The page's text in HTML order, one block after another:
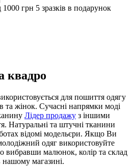
грн 5 зразків в подарунок
квадро
для пошиття одягу
та жінок. Сучасні напрямки моді
Лідер продажу з іншими
Натуральні та штучні тканини
відомі модельєри. Якщо Ви
одяг використовуйте
вибравши малюнок, колір та склад
нашому магазині.